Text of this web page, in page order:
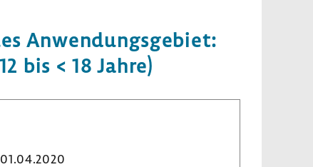
Anwen­dungs­ge­biet:
bis < 18 Jahre)
01.04.2020